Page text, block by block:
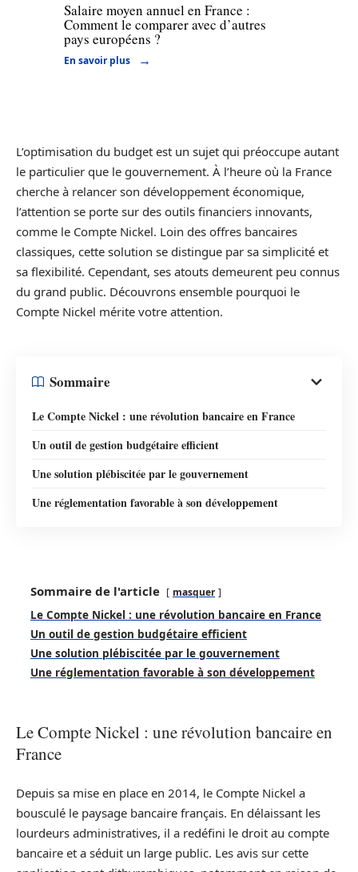
Salaire moyen annuel en France :
Comment le comparer avec d’autres
pays européens ?
En savoir plus
L’optimisation du budget est un sujet qui préoccupe autant
le particulier que le gouvernement. À l’heure où la France
cherche à relancer son développement économique,
l’attention se porte sur des outils financiers innovants,
comme le Compte Nickel. Loin des offres bancaires
classiques, cette solution se distingue par sa simplicité et
sa flexibilité. Cependant, ses atouts demeurent peu connus
du grand public. Découvrons ensemble pourquoi le
Compte Nickel mérite votre attention.
Sommaire
Le Compte Nickel : une révolution bancaire en France
Un outil de gestion budgétaire efficient
Une solution plébiscitée par le gouvernement
Une réglementation favorable à son développement
Sommaire de l'article masquer
Le Compte Nickel : une révolution bancaire en France
Un outil de gestion budgétaire efficient
Une solution plébiscitée par le gouvernement
Une réglementation favorable à son développement
Le Compte Nickel : une révolution bancaire en
France
Depuis sa mise en place en 2014, le Compte Nickel a
bousculé le paysage bancaire français. En délaissant les
lourdeurs administratives, il a redéfini le droit au compte
bancaire et a séduit un large public. Les avis sur cette